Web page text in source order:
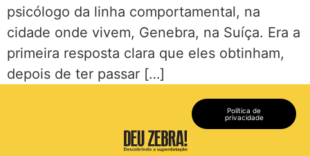
psicólogo da linha comportamental, na
cidade onde vivem, Genebra, na Suíça. Era a
primeira resposta clara que eles obtinham,
depois de ter passar […]
Política de
privacidade